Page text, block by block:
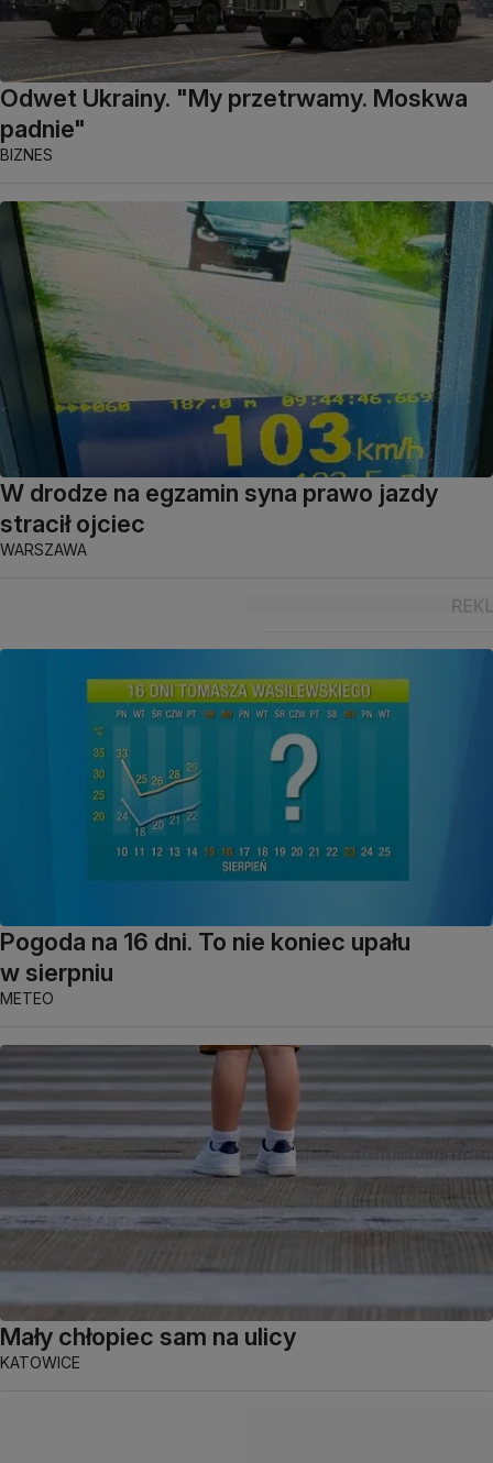
Odwet Ukrainy. "My przetrwamy. Moskwa
padnie"
BIZNES
W drodze na egzamin syna prawo jazdy
stracił ojciec
WARSZAWA
Pogoda na 16 dni. To nie koniec upału
w sierpniu
METEO
Mały chłopiec sam na ulicy
KATOWICE